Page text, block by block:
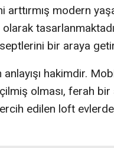
modern
bir araya
hakimdir.
olması, ferah
edilen loft